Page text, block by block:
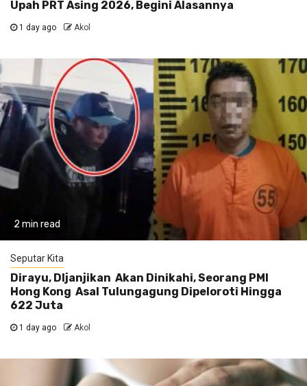
Upah PRT Asing 2026, Begini Alasannya
1 day ago Akol
2 min read
Seputar Kita
Dirayu, DIjanjikan Akan Dinikahi, Seorang PMI
Hong Kong Asal Tulungagung Dipeloroti Hingga
622 Juta
1 day ago Akol